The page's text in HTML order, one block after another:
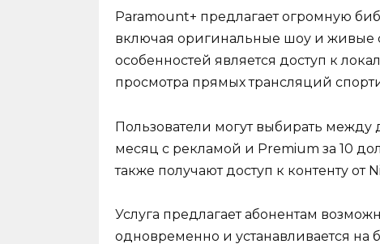
Paramount+ предлагает огромную
включая оригинальные шоу и живые
особенностей является доступ к
просмотра прямых трансляций
Пользователи могут выбирать между
месяц с рекламой и Premium за 10
также получают доступ к контенту от
Услуга предлагает абонентам
одновременно и устанавливается на